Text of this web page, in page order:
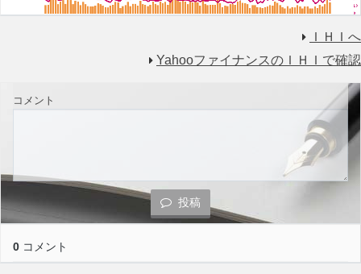
ＩＨＩへ
YahooファイナンスのＩＨＩで確認
コメント
投稿
0 コメント